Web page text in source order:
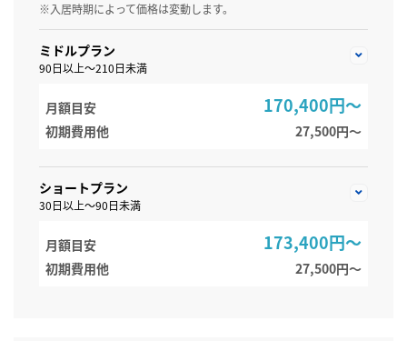
※入居時期によって価格は変動します。
ミドルプラン
90日以上～210日未満
月額目安 170,400円～
初期費用他 27,500円〜
ショートプラン
30日以上～90日未満
月額目安 173,400円～
初期費用他 27,500円〜